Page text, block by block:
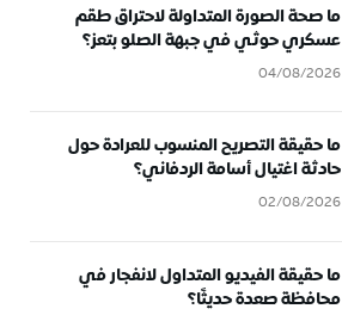
ما صحة الصورة المتداولة لاحتراق طقم
عسكري حوثي في جبهة الصلو بتعز؟
04/08/2026
ما حقيقة التصريح المنسوب للعرادة حول
حادثة اغتيال أسامة الردفاني؟
02/08/2026
ما حقيقة الفيديو المتداول لانفجار في
محافظة صعدة حديثًا؟